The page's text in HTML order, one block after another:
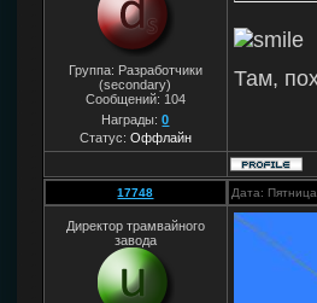
Группа: Разработчики
(secondary)
Сообщений: 104
Награды:0
Статус: Оффлайн
Там,
17748 Дата:
Директор трамвайного
завода